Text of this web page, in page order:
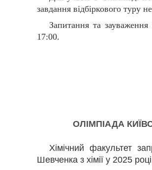
завдання відбіркового туру
Запитання та
17:00.
ОЛІМПІАДА
Хімічний факультет
Шевченка з хімії у 2025